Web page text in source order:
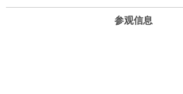
参观信息